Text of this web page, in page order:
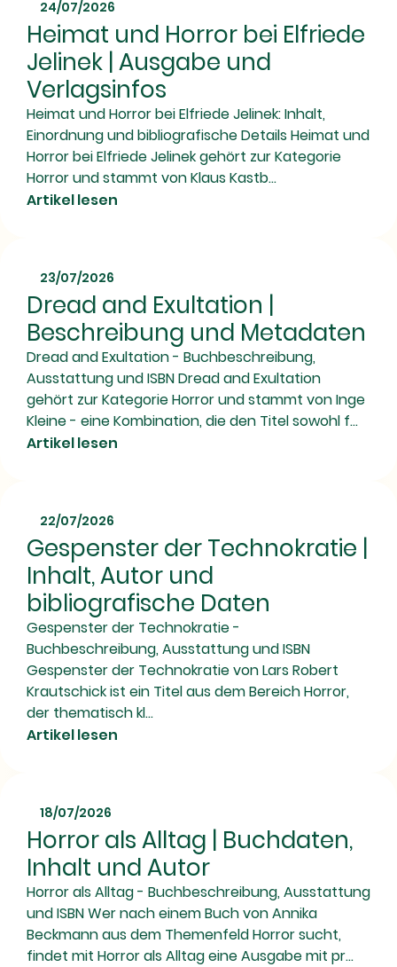
24/07/2026
Heimat und Horror bei Elfriede
Jelinek | Ausgabe und
Verlagsinfos
Heimat und Horror bei Elfriede Jelinek: Inhalt,
Einordnung und bibliografische Details Heimat und
Horror bei Elfriede Jelinek gehört zur Kategorie
Horror und stammt von Klaus Kastb...
Artikel lesen
23/07/2026
Dread and Exultation |
Beschreibung und Metadaten
Dread and Exultation - Buchbeschreibung,
Ausstattung und ISBN Dread and Exultation
gehört zur Kategorie Horror und stammt von Inge
Kleine - eine Kombination, die den Titel sowohl f...
Artikel lesen
22/07/2026
Gespenster der Technokratie |
Inhalt, Autor und
bibliografische Daten
Gespenster der Technokratie -
Buchbeschreibung, Ausstattung und ISBN
Gespenster der Technokratie von Lars Robert
Krautschick ist ein Titel aus dem Bereich Horror,
der thematisch kl...
Artikel lesen
18/07/2026
Horror als Alltag | Buchdaten,
Inhalt und Autor
Horror als Alltag - Buchbeschreibung, Ausstattung
und ISBN Wer nach einem Buch von Annika
Beckmann aus dem Themenfeld Horror sucht,
findet mit Horror als Alltag eine Ausgabe mit pr...